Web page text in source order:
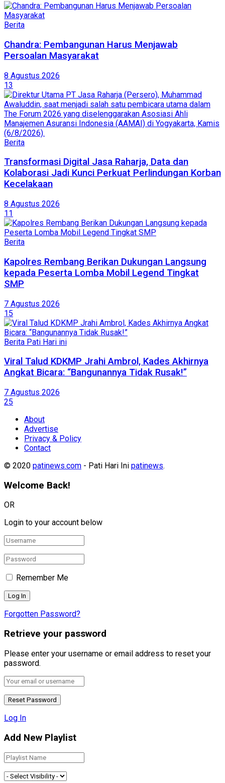
Berita
Chandra: Pembangunan Harus Menjawab
Persoalan Masyarakat
8 Agustus 2026
13
Berita
Transformasi Digital Jasa Raharja, Data dan
Kolaborasi Jadi Kunci Perkuat Perlindungan Korban
Kecelakaan
8 Agustus 2026
11
Berita
Kapolres Rembang Berikan Dukungan Langsung
kepada Peserta Lomba Mobil Legend Tingkat
SMP
7 Agustus 2026
15
Berita Pati Hari ini
Viral Talud KDKMP Jrahi Ambrol, Kades Akhirnya
Angkat Bicara: “Bangunannya Tidak Rusak!”
7 Agustus 2026
25
About
Advertise
Privacy & Policy
Contact
© 2020 patinews.com - Pati Hari Ini patinews.
Welcome Back!
OR
Login to your account below
Remember Me
Forgotten Password?
Retrieve your password
Please enter your username or email address to reset your
password.
Log In
Add New Playlist